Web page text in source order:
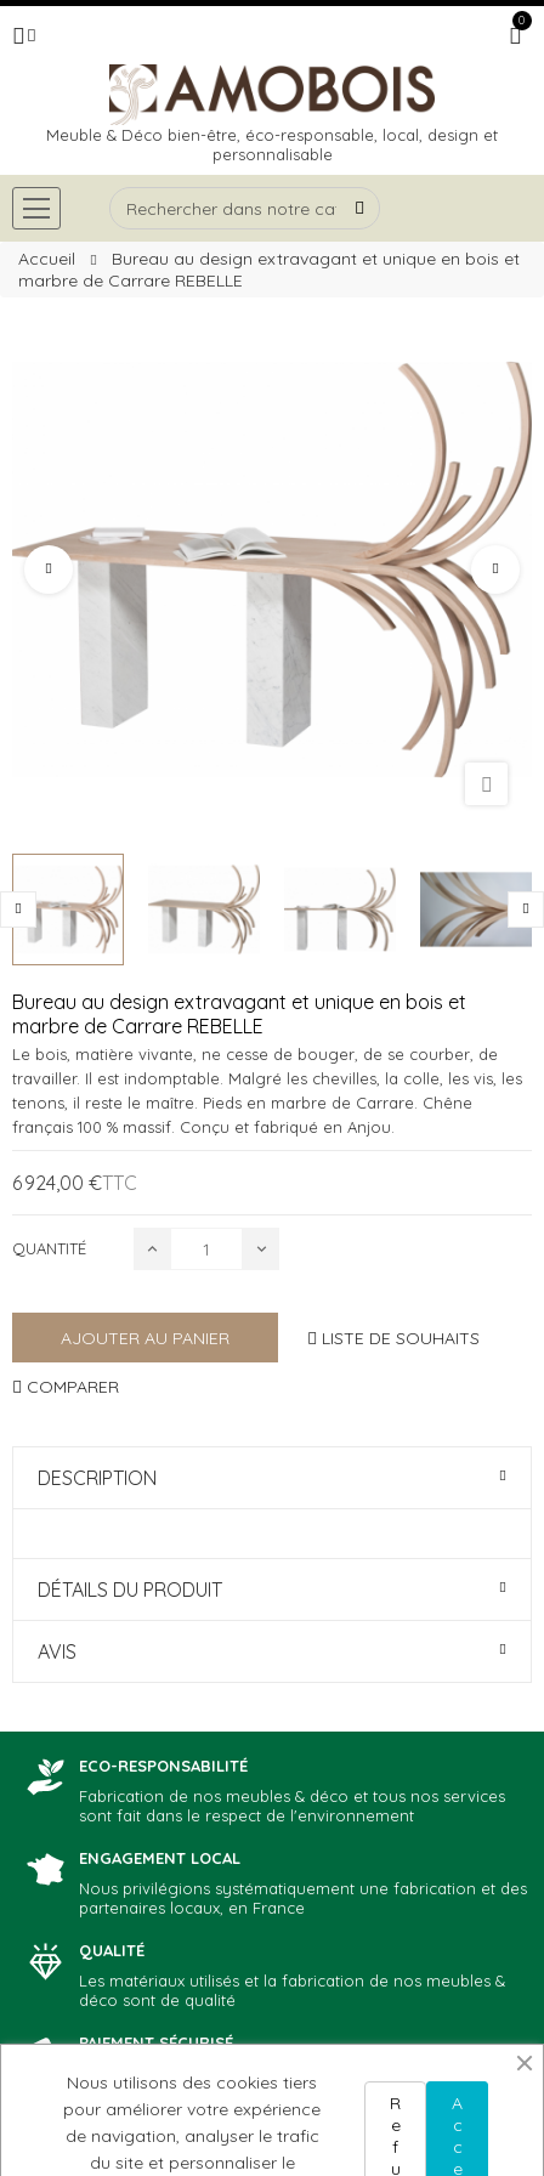
0
Meuble & Déco bien-être, éco-responsable, local, design et
personnalisable
Accueil
Bureau au design extravagant et unique en bois et
marbre de Carrare REBELLE
Bureau au design extravagant et unique en bois et
marbre de Carrare REBELLE
Le bois, matière vivante, ne cesse de bouger, de se courber, de
travailler. Il est indomptable. Malgré les chevilles, la colle, les vis, les
tenons, il reste le maître. Pieds en marbre de Carrare. Chêne
français 100 % massif. Conçu et fabriqué en Anjou.
6 924,00 €TTC
QUANTITÉ
AJOUTER AU PANIER LISTE DE SOUHAITS
COMPARER
DESCRIPTION
DÉTAILS DU PRODUIT
AVIS
ECO-RESPONSABILITÉ
Fabrication de nos meubles & déco et tous nos services
sont fait dans le respect de l'environnement
ENGAGEMENT LOCAL
Nous privilégions systématiquement une fabrication et des
partenaires locaux, en France
QUALITÉ
Les matériaux utilisés et la fabrication de nos meubles &
déco sont de qualité
PAIEMENT SÉCURISÉ
Vous choisissez votre mode de paiement préféré: CB,
Paypal, chèque, virement
Nous utilisons des cookies tiers
pour améliorer votre expérience
de navigation, analyser le trafic
du site et personnaliser le
A
c
c
e
R
e
f
u